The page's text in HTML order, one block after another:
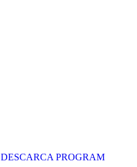
DESCARCA PROGRAM